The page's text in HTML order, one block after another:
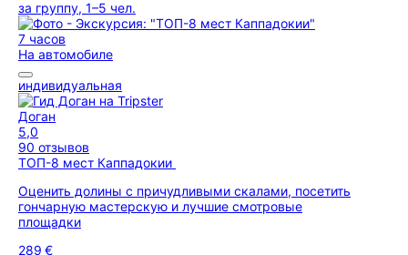
за группу, 1–5 чел.
7 часов
На автомобиле
индивидуальная
Доган
5,0
90 отзывов
ТОП-8 мест Каппадокии
Оценить долины с причудливыми скалами, посетить
гончарную мастерскую и лучшие смотровые
площадки
289 €